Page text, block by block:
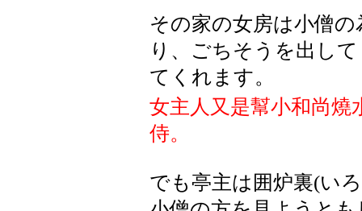
その家の女房は小僧
り、ごちそうを出し
てくれます。
女主人又是幫小和尚燒
侍。
でも亭主は囲炉裏(い